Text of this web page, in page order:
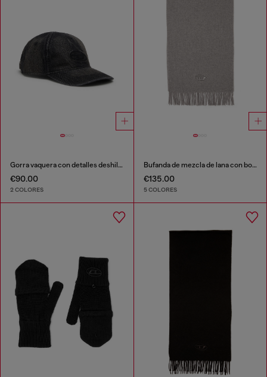
Gorra vaquera con detalles deshilachados y logotipo bordado.
€90.00
2 COLORES
Bufanda de mezcla de lana con bordes de flecos
€135.00
5 COLORES